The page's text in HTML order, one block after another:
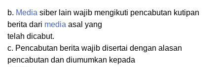
b. Media siber lain wajib mengikuti pencabutan kutipan
berita dari media asal yang
telah dicabut.
c. Pencabutan berita wajib disertai dengan alasan
pencabutan dan diumumkan kepada